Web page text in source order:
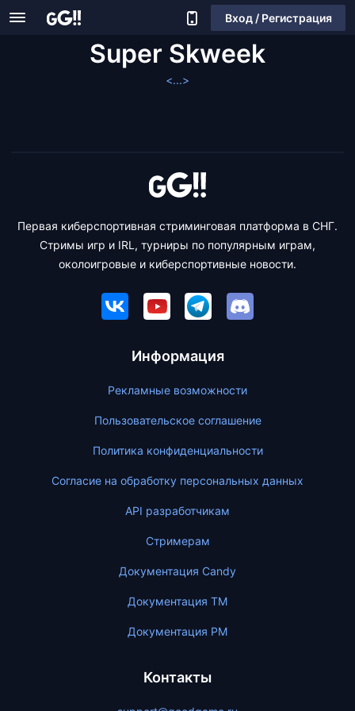
Вход / Регистрация
Super Skweek
<...>
Первая киберспортивная стриминговая платформа в СНГ.
Стримы игр и IRL, турниры по популярным играм,
околоигровые и киберспортивные новости.
Информация
Рекламные возможности
Пользовательское соглашение
Политика конфиденциальности
Согласие на обработку персональных данных
API разработчикам
Стримерам
Документация Candy
Документация ТМ
Документация PM
Контакты